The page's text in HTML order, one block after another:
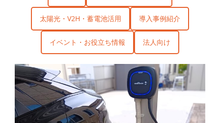
太陽光・V2H・蓄電池活用 導入事例紹介
イベント・お役立ち情報 法人向け